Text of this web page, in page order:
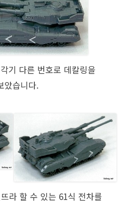
기 다른 번호로 데칼링을
았습니다.
라 할 수 있는 61식 전차를